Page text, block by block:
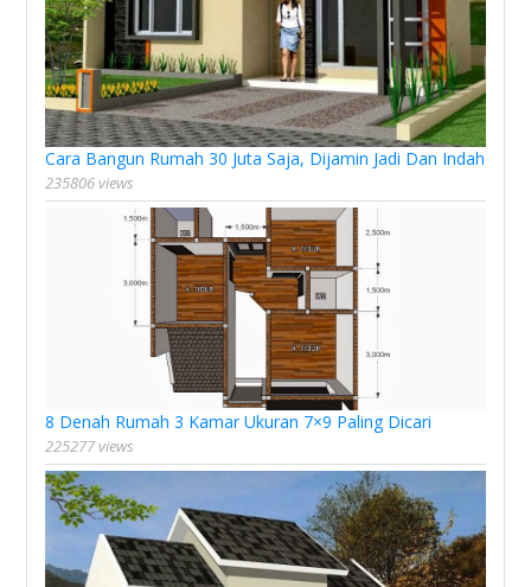
Cara Bangun Rumah 30 Juta Saja, Dijamin Jadi Dan Indah
235806 views
8 Denah Rumah 3 Kamar Ukuran 7×9 Paling Dicari
225277 views